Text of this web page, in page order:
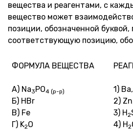
вещества и реагентами, с
вещество может
позиции, обозначенной буквой,
соответствующую позицию,
ФОРМУЛА ВЕЩЕСТВА
А) Na3PO4 (р-р)
Б) HBr
В) Fe
Г) K2O
1)
2)
3) H2
4) H2